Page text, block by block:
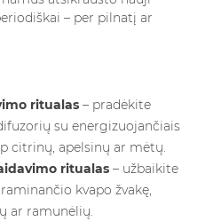
– per pilnatį ar
ritualas – pradėkite
su energizuojančiais
citrinų, apelsinų ar mėtų.
ritualas – užbaikite
kvapo žvakę,
ar ramunėlių.